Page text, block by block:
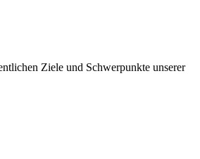
Ziele und Schwerpunkte unserer